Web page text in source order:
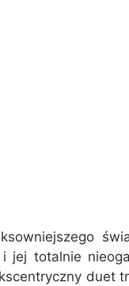
jej totalnie
duet